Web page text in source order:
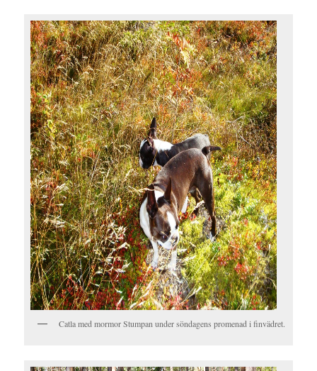
Catla med mormor Stumpan under söndagens promenad i finvädret.